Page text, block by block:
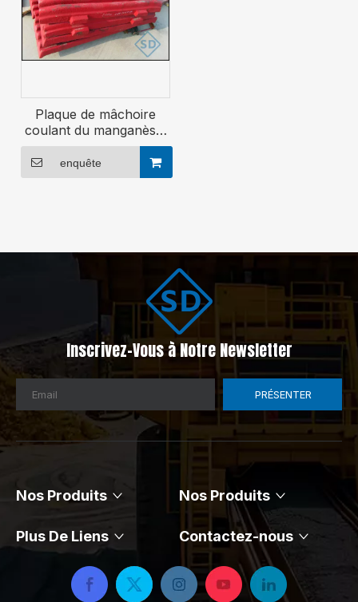
Plaque de mâchoire
coulant du manganèse,
partie de secours du
concasseur à mâchoire
enquête
Inscrivez-Vous à Notre Newsletter
PRÉSENTER
Nos Produits Nos Produits
Plus De Liens Contactez-nous